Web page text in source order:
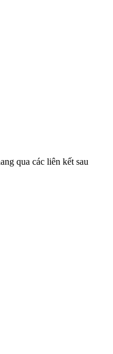
qua các liên kết sau